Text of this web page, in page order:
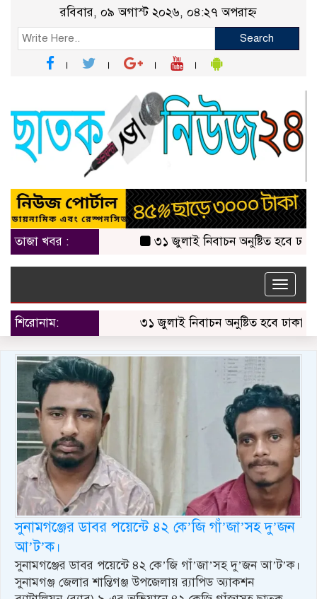
রবিবার, ০৯ অগাস্ট ২০২৬, ০৪:২৭ অপরাহ্ন
Search
তাজা খবর : ৩১ জুলাই নিবাচন অনু‌ষ্টিত হ‌বে ঢাকায়
Toggle
শিরোনাম:
৩১ জুলাই নিবাচন অনু‌ষ্টিত হ‌বে ঢাকায়
সুনামগঞ্জের ডাবর পয়েন্টে ৪২ কে’জি গাঁ’জা’সহ দু’জন
আ’ট’ক।
সুনামগঞ্জের ডাবর পয়েন্টে ৪২ কে’জি গাঁ’জা’সহ দু’জন আ’ট’ক।
সুনামগঞ্জ জেলার শান্তিগঞ্জ উপজেলায় র‍্যাপিড অ্যাকশন